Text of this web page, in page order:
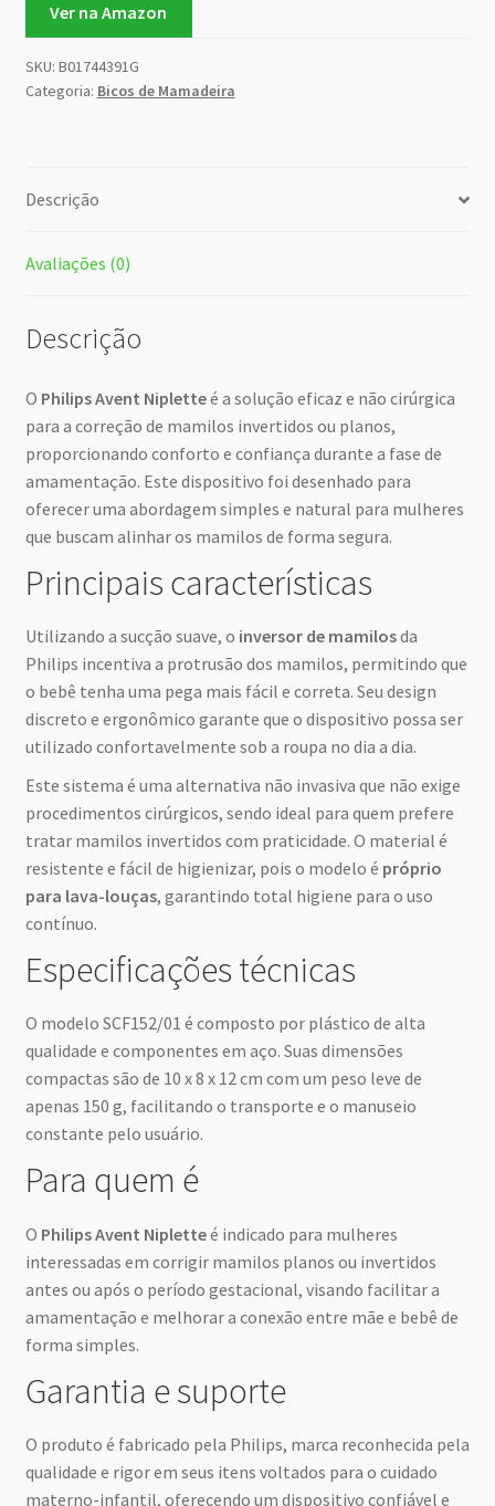
Ver na Amazon
SKU: B01744391G
Categoria: Bicos de Mamadeira
Descrição
Avaliações (0)
Descrição
O Philips Avent Nipletteé a solução eficaz e não cirúrgica
para a correção de mamilos invertidos ou planos,
proporcionando conforto e confiança durante a fase de
amamentação. Este dispositivo foi desenhado para
oferecer uma abordagem simples e natural para mulheres
que buscam alinhar os mamilos de forma segura.
Principais características
Utilizando a sucção suave, o inversor de mamilosda
Philips incentiva a protrusão dos mamilos, permitindo que
o bebê tenha uma pega mais fácil e correta. Seu design
discreto e ergonômico garante que o dispositivo possa ser
utilizado confortavelmente sob a roupa no dia a dia.
Este sistema é uma alternativa não invasiva que não exige
procedimentos cirúrgicos, sendo ideal para quem prefere
tratar mamilos invertidos com praticidade. O material é
resistente e fácil de higienizar, pois o modelo é próprio
para lava-louças, garantindo total higiene para o uso
contínuo.
Especificações técnicas
O modelo SCF152/01 é composto por plástico de alta
qualidade e componentes em aço. Suas dimensões
compactas são de 10 x 8 x 12 cm com um peso leve de
apenas 150 g, facilitando o transporte e o manuseio
constante pelo usuário.
Para quem é
O Philips Avent Nipletteé indicado para mulheres
interessadas em corrigir mamilos planos ou invertidos
antes ou após o período gestacional, visando facilitar a
amamentação e melhorar a conexão entre mãe e bebê de
forma simples.
Garantia e suporte
O produto é fabricado pela Philips, marca reconhecida pela
qualidade e rigor em seus itens voltados para o cuidado
materno-infantil, oferecendo um dispositivo confiável e